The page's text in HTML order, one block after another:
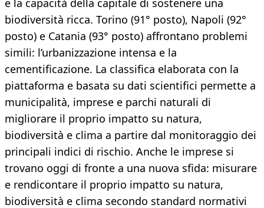
e la capacità della capitale di sostenere una
biodiversità ricca. Torino (91° posto), Napoli (92°
posto) e Catania (93° posto) affrontano problemi
simili: l’urbanizzazione intensa e la
cementificazione. La classifica elaborata con la
piattaforma e basata su dati scientifici permette a
municipalità, imprese e parchi naturali di
migliorare il proprio impatto su natura,
biodiversità e clima a partire dal monitoraggio dei
principali indici di rischio. Anche le imprese si
trovano oggi di fronte a una nuova sfida: misurare
e rendicontare il proprio impatto su natura,
biodiversità e clima secondo standard normativi